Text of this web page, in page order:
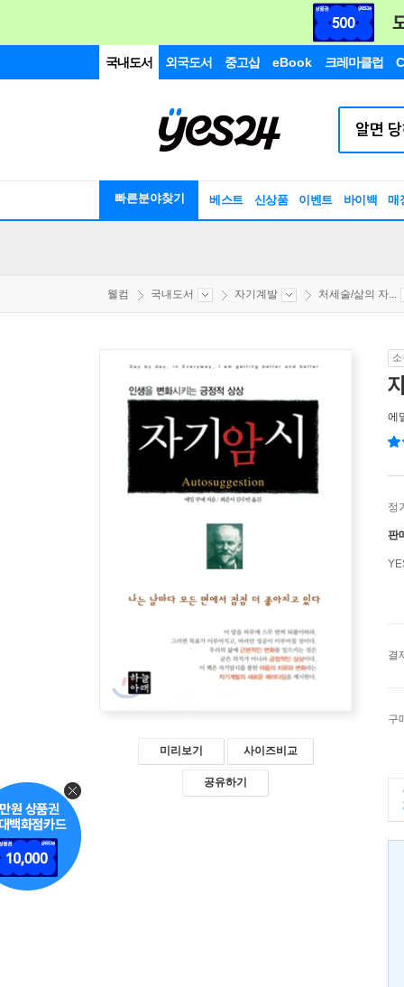
국내도서 외국도서 중고샵 eBook 크레마클럽
빠른분야찾기 베스트 신상품 이벤트 바이백 매
웰컴 국내도서 자기계발 처세술/삶의 자...
미리보기 사이즈비교
공유하기
에
정
판
결
구